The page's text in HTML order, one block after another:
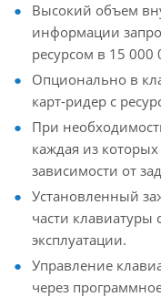
Высокий объем
информации
ресурсом в 15 000
Опционально в
карт-ридер с
При
каждая из
зависимости от
Установленный
части клавиатуры
эксплуатации.
Управление
через